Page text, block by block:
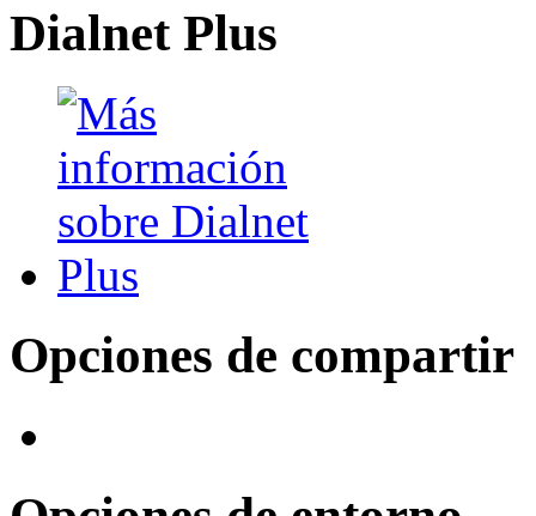
Dialnet Plus
Opciones de compartir